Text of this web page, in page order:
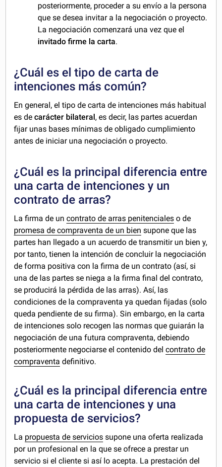
posteriormente, proceder a su envío a la persona
que se desea invitar a la negociación o proyecto.
La negociación comenzará una vez que el
invitado firme la carta.
¿Cuál es el tipo de carta de
intenciones más común?
En general, el tipo de carta de intenciones más habitual
es decarácter bilateral, es decir, las partes acuerdan
fijar unas bases mínimas de obligado cumplimiento
antes de iniciar una negociación o proyecto.
¿Cuál es la principal diferencia entre
una carta de intenciones y un
contrato de arras?
La firma de uncontrato de arras penitenciales o de
promesa de compraventa de un bien supone que las
partes han llegado a un acuerdo de transmitir un bien y,
por tanto, tienen la intención de concluir la negociación
de forma positiva con la firma de un contrato (así, si
una de las partes se niega a la firma final del contrato,
se producirá la pérdida de las arras). Así, las
condiciones de la compraventa ya quedan fijadas (solo
queda pendiente de su firma). Sin embargo, en la carta
de intenciones solo recogen las normas que guiarán la
negociación de una futura compraventa, debiendo
posteriormente negociarse el contenido delcontrato de
compraventa definitivo.
¿Cuál es la principal diferencia entre
una carta de intenciones y una
propuesta de servicios?
La propuesta de servicios supone una oferta realizada
por un profesional en la que se ofrece a prestar un
servicio si el cliente si así lo acepta. La prestación del